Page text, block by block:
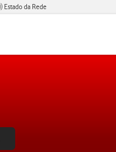
Estado da Rede